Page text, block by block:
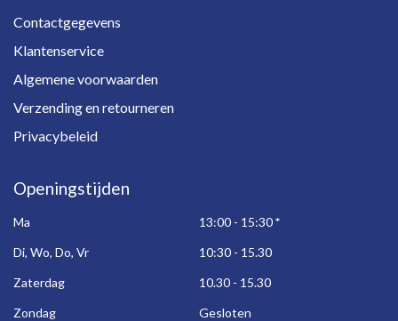
Contactgegevens
Klantenservice
Algemene voorwaarden
Verzending en retourneren
Privacybeleid
Openingstijden
Ma 13:00 - 15:30*
Di, Wo, Do, Vr
10:30 - 15.30
Zaterdag
10.30 - 15.30
Zondag
Gesloten